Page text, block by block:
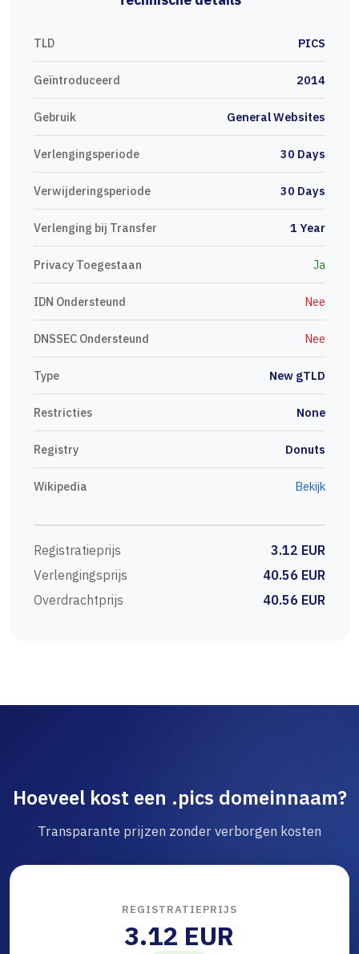
TLD PICS
Geïntroduceerd 2014
Gebruik General Websites
Verlengingsperiode 30 Days
Verwijderingsperiode 30 Days
Verlenging bij Transfer 1 Year
Privacy Toegestaan Ja
IDN Ondersteund Nee
DNSSEC Ondersteund Nee
Type New gTLD
Restricties None
Registry Donuts
Wikipedia Bekijk
Registratieprijs
3.12 EUR
Verlengingsprijs
40.56 EUR
Overdrachtprijs
40.56 EUR
Hoeveel kost een .pics domeinnaam?
Transparante prijzen zonder verborgen kosten
REGISTRATIEPRIJS
3.12 EUR